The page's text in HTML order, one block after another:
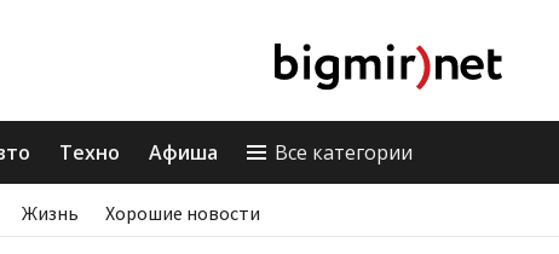
Техно Афиша Все категории
Жизнь Хорошие новости